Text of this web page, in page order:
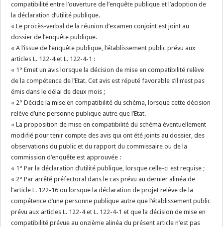
compatibilité entre l’ouverture de l’enquête publique et l’adoption de
la déclaration d’utilité publique.
« Le procès-verbal de la réunion d’examen conjoint est joint au
dossier de l’enquête publique.
« A l’issue de l’enquête publique, l’établissement public prévu aux
articles L. 122-4 et L. 122-4-1 :
« 1° Emet un avis lorsque la décision de mise en compatibilité relève
de la compétence de l’Etat. Cet avis est réputé favorable s’il n’est pas
émis dans le délai de deux mois ;
« 2° Décide la mise en compatibilité du schéma, lorsque cette décision
relève d’une personne publique autre que l’Etat.
« La proposition de mise en compatibilité du schéma éventuellement
modifié pour tenir compte des avis qui ont été joints au dossier, des
observations du public et du rapport du commissaire ou de la
commission d’enquête est approuvée :
« 1° Par la déclaration d’utilité publique, lorsque celle-ci est requise ;
« 2° Par arrêté préfectoral dans le cas prévu au dernier alinéa de
l’article L. 122-16 ou lorsque la déclaration de projet relève de la
compétence d’une personne publique autre que l’établissement public
prévu aux articles L. 122-4 et L. 122-4-1 et que la décision de mise en
compatibilité prévue au onzième alinéa du présent article n’est pas